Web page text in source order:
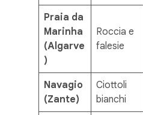
Praia da
Marinha
(Algarve
)
Roccia e
falesie
Navagio
(Zante)
Ciottoli
bianchi